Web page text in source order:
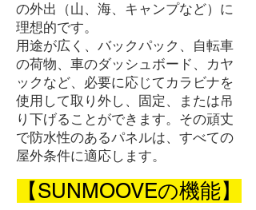
の外出（山、海、キャンプなど）に
理想的です。
用途が広く、バックパック、自転車
の荷物、車のダッシュボード、カヤ
ックなど、必要に応じてカラビナを
使用して取り外し、固定、または吊
り下げることができます。その頑丈
で防水性のあるパネルは、すべての
屋外条件に適応します。
【SUNMOOVEの機能】